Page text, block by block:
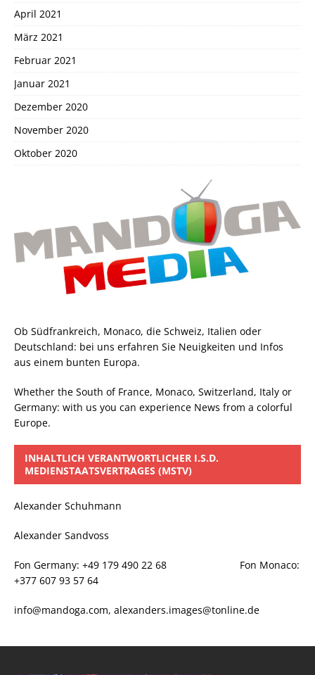
April 2021
März 2021
Februar 2021
Januar 2021
Dezember 2020
November 2020
Oktober 2020
Ob Südfrankreich, Monaco, die Schweiz, Italien oder
Deutschland: bei uns erfahren Sie Neuigkeiten und Infos
aus einem bunten Europa.
Whether the South of France, Monaco, Switzerland, Italy or
Germany: with us you can experience News from a colorful
Europe.
INHALTLICH VERANTWORTLICHER I.S.D.
MEDIENSTAATSVERTRAGES (MSTV)
Alexander Schuhmann
Alexander Sandvoss
Fon Germany: +49 179 490 22 68 Fon Monaco:
+377 607 93 57 64
info@mandoga.com, alexanders.images@tonline.de